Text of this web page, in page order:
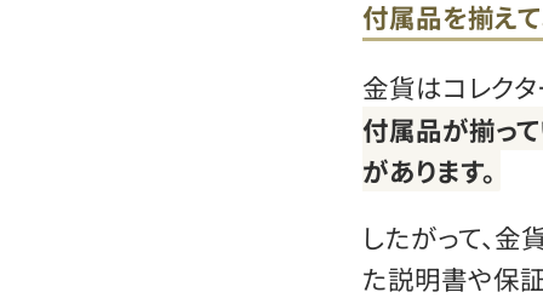
付属品を揃え
金貨はコレク
付属品が揃っ
があります。
したがって、
た説明書や保